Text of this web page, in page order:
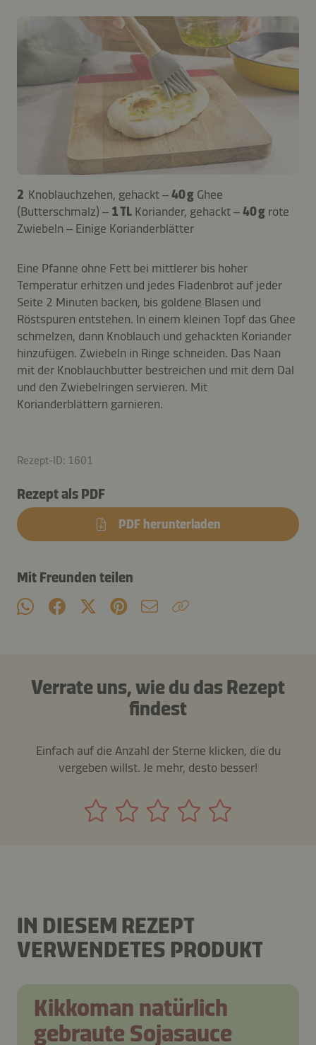
2 Knoblauchzehen, gehackt –40 g Ghee
(Butterschmalz) – 1 TL Koriander, gehackt –40 g rote
Zwiebeln – Einige Korianderblätter
Eine Pfanne ohne Fett bei mittlerer bis hoher
Temperatur erhitzen und jedes Fladenbrot auf jeder
Seite 2 Minuten backen, bis goldene Blasen und
Röstspuren entstehen. In einem kleinen Topf das Ghee
schmelzen, dann Knoblauch und gehackten Koriander
hinzufügen. Zwiebeln in Ringe schneiden. Das Naan
mit der Knoblauchbutter bestreichen und mit dem Dal
und den Zwiebelringen servieren. Mit
Korianderblättern garnieren.
Rezept-ID: 1601
Rezept als PDF
PDF herunterladen
Mit Freunden teilen
Verrate uns, wie du das Rezept
findest
Einfach auf die Anzahl der Sterne klicken, die du
vergeben willst. Je mehr, desto besser!
IN DIESEM REZEPT
VERWENDETES PRODUKT
Kikkoman natürlich
gebraute Sojasauce